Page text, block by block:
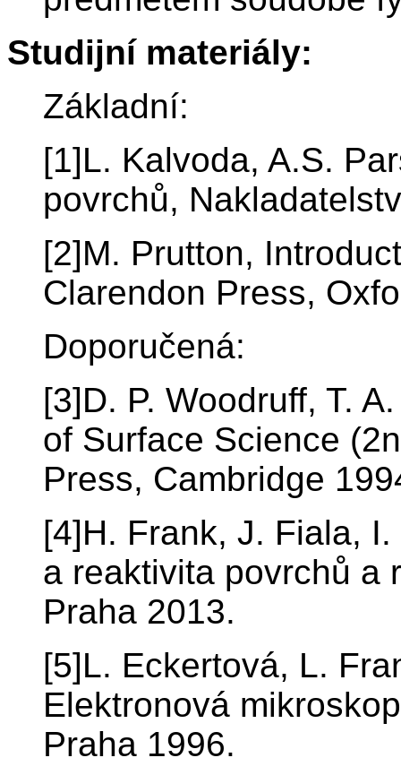
Studijní materiály:
Základní:
[1]L. Kalvoda, A.S.
povrchů,
[2]M. Prutton,
Clarendon Press,
Doporučená:
[3]D. P. Woodruff, T.
of Surface Science
Press, Cambridge
[4]H. Frank, J. Fiala,
a reaktivita povrchů a
Praha 2013.
[5]L. Eckertová, L.
Elektronová
Praha 1996.